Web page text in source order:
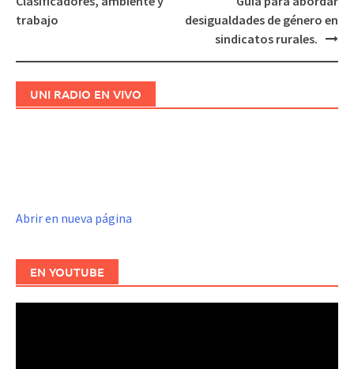
de
entradas
trabajo
desigualdades de género en
sindicatos rurales.
UNI RADIO EN VIVO
Abrir en nueva página
EN YOUTUBE